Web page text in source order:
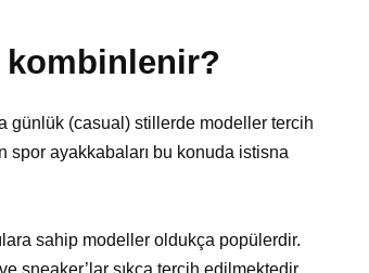
kombinlenir?
günlük (casual) stillerde modeller tercih
spor ayakkabaları bu konuda istisna
sahip modeller oldukça popülerdir.
sneaker’lar sıkça tercih edilmektedir.